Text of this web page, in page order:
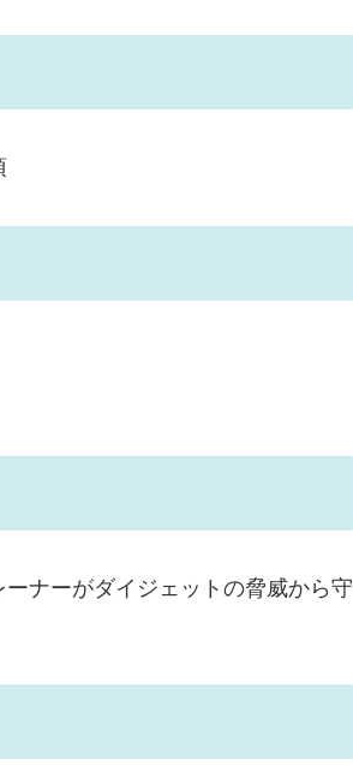
ナーがダイジェットの脅威から守